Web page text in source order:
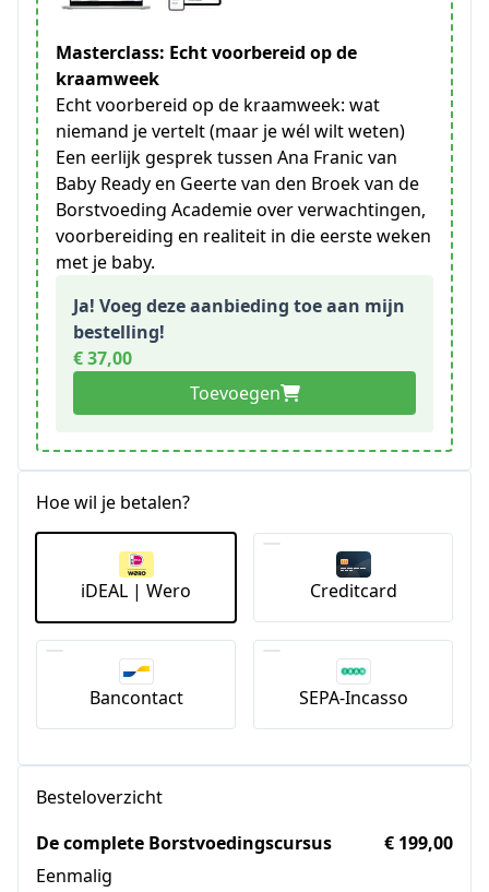
Masterclass: Echt voorbereid op de
kraamweek
Echt voorbereid op de kraamweek: wat
niemand je vertelt (maar je wél wilt weten)
Een eerlijk gesprek tussen Ana Franic van
Baby Ready en Geerte van den Broek van de
Borstvoeding Academie over verwachtingen,
voorbereiding en realiteit in die eerste weken
met je baby.
Ja! Voeg deze aanbieding toe aan mijn
bestelling!
€ 37,00
Toevoegen
Hoe wil je betalen?
iDEAL | Wero Creditcard
Bancontact SEPA-Incasso
Besteloverzicht
De complete Borstvoedingscursus
Eenmalig
€ 199,00